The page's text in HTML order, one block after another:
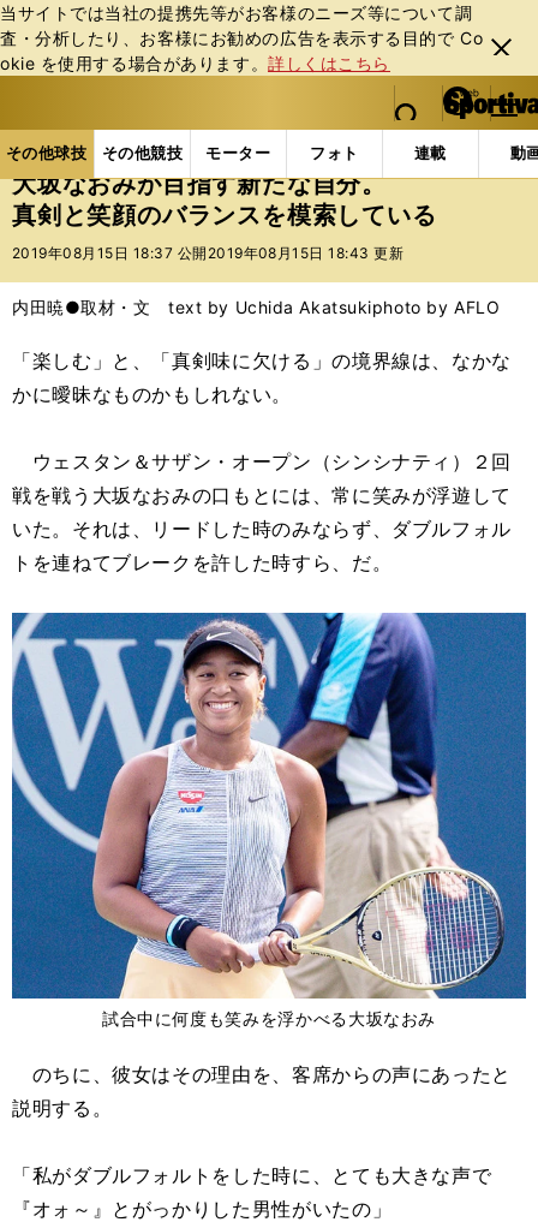
当サイトでは当社の提携先等がお客様のニーズ等について調
査・分析したり、お客様にお勧めの広告を表⽰する⽬的で Co
okie を使⽤する場合があります。詳しくはこちら
閉じ
る
web Sportiva (webスポルティーバ)
検索
マイペ
ー
ジ
メニュ
その他球技 その他競技 モーター フォト 連載 動
ス
ポ
ル
バ
その他球技の記事一覧 テニス 大坂なおみが目指す
大坂なおみが目指す新たな自分。
真剣と笑顔のバランスを模索している
2019年08月15日 18:37 公開 2019年08月15日 18:43 更新
内田暁●取材・文 text by Uchida Akatsukiphoto by AFLO
「楽しむ」と、「真剣味に欠ける」の境界線は、なかな
かに曖昧なものかもしれない。
ウェスタン＆サザン・オープン（シンシナティ）２回
戦を戦う大坂なおみの口もとには、常に笑みが浮遊して
いた。それは、リードした時のみならず、ダブルフォル
トを連ねてブレークを許した時すら、だ。
試合中に何度も笑みを浮かべる大坂なおみ
のちに、彼女はその理由を、客席からの声にあったと
説明する。
「私がダブルフォルトをした時に、とても大きな声で
『オォ～』とがっかりした男性がいたの」